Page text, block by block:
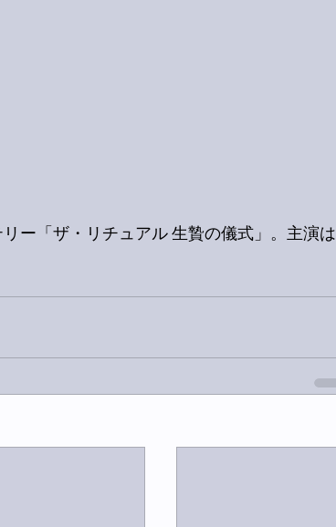
ー「ザ・リチュアル 生贄の儀式」。主演は